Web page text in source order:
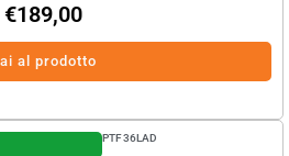
€189,00
al prodotto
PTF36LAD